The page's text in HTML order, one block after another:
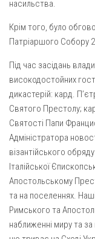
насильства.
Крім того, було
Патріаршого Собору
Під час засідань
високодостойних
дикастерій: кард.
Святого Престолу;
Святості Папи
Адміністратора
візантійського
Італійської
Апостольському
та на поселеннях.
Римського та
наближенні миру та за